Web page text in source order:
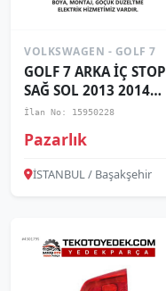
VOLKSWAGEN - GOLF 7
GOLF 7 ARKA İÇ STOP
SAĞ SOL 2013 2014
2015 2016 2017 /
İlan No: 15950228
Pazarlık
İSTANBUL / Başakşehir